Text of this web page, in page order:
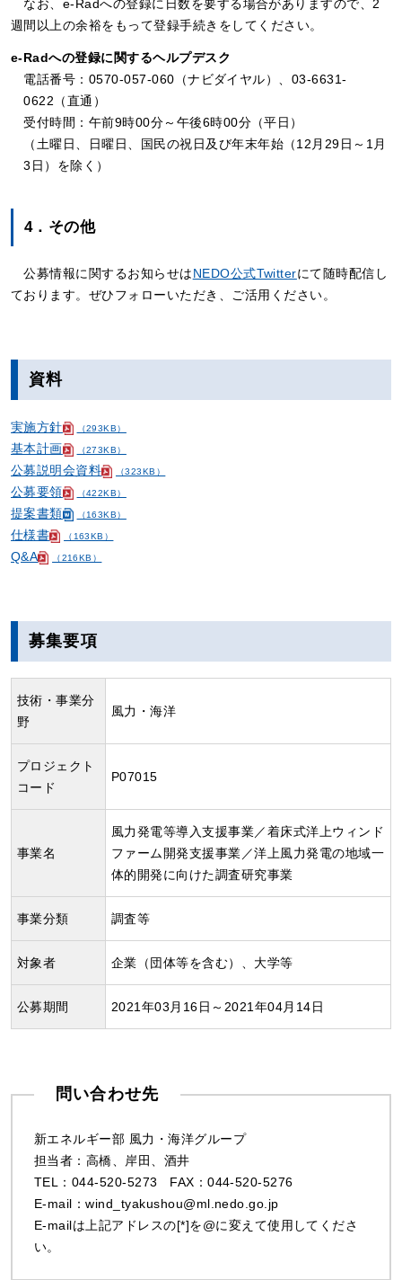
なお、e-Radへの登録に日数を要する場合がありますので、2
週間以上の余裕をもって登録手続きをしてください。
e-Radへの登録に関するヘルプデスク
電話番号：0570-057-060（ナビダイヤル）、03-6631-
0622（直通）
受付時間：午前9時00分～午後6時00分（平日）
（土曜日、日曜日、国民の祝日及び年末年始（12月29日～1月
3日）を除く）
4．その他
公募情報に関するお知らせはNEDO公式Twitterにて随時配信し
ております。ぜひフォローいただき、ご活用ください。
資料
実施方針 （293KB）
基本計画 （273KB）
公募説明会資料 （323KB）
公募要領 （422KB）
提案書類 （163KB）
仕様書 （163KB）
Q&A （216KB）
募集要項
技術・事業分
野
風力・海洋
プロジェクト
コード
P07015
事業名
風力発電等導入支援事業／着床式洋上ウィンド
ファーム開発支援事業／洋上風力発電の地域一
体的開発に向けた調査研究事業
事業分類 調査等
対象者 企業（団体等を含む）、大学等
公募期間 2021年03月16日～2021年04月14日
問い合わせ先
新エネルギー部 風力・海洋グループ
担当者：高橋、岸田、酒井
TEL：044‐520-5273 FAX：044‐520-5276
E-mail：wind_tyakushou@ml.nedo.go.jp
E-mailは上記アドレスの[*]を@に変えて使用してくださ
い。